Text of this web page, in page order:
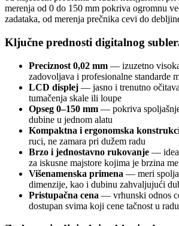
merenja od 0 do 150 mm pokriva ogromnu
zadataka, od merenja prečnika cevi do
Ključne prednosti digitalnog
Preciznost 0,02 mm — izuzetno
zadovoljava i profesionalne standarde
LCD displej — jasno i trenutno
tumačenja skale ili loupe
Opseg 0–150 mm — pokriva
dubine u jednom alatu
Kompaktna i ergonomska
ruci, ne zamara pri dužem radu
Brzo i jednostavno rukovanje —
za iskusne majstore kojima je brzina
Višenamenska primena — meri
dimenzije, kao i dubinu zahvaljujući
Pristupačna cena — vrhunski odnos
dostupan svima koji cene tačnost u radu